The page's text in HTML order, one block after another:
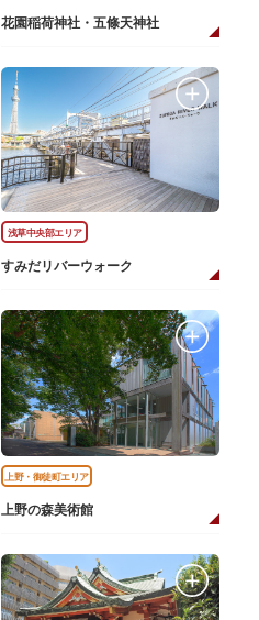
花園稲荷神社・五條天神社
浅草中央部エリア
すみだリバーウォーク
上野・御徒町エリア
上野の森美術館